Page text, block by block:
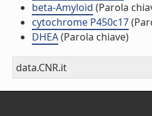
beta-Amyloid (Parola
cytochrome P450c17
DHEA(Parola chiave)
data.CNR.it